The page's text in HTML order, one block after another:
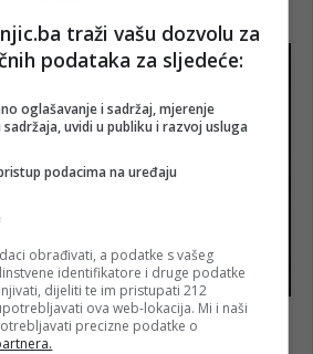
traži vašu dozvolu za
podataka za sljedeće:
oglašavanje i sadržaj, mjerenje
uvidi u publiku i razvoj usluga
podacima na uređaju
obrađivati, a podatke s vašeg
identifikatore i druge podatke
dijeliti te im pristupati 212
ova web-lokacija. Mi i naši
precizne podatke o